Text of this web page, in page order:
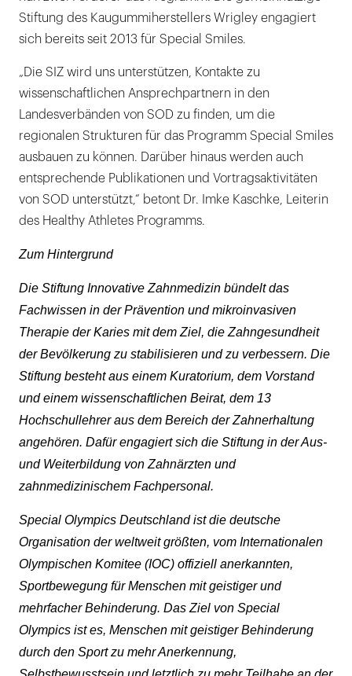
Stiftung des Kaugummiherstellers Wrigley engagiert
sich bereits seit 2013 für Special Smiles.
„Die SIZ wird uns unterstützen, Kontakte zu
wissenschaftlichen Ansprechpartnern in den
Landesverbänden von SOD zu finden, um die
regionalen Strukturen für das Programm Special Smiles
ausbauen zu können. Darüber hinaus werden auch
entsprechende Publikationen und Vortragsaktivitäten
von SOD unterstützt,“ betont Dr. Imke Kaschke, Leiterin
des Healthy Athletes Programms.
Zum Hintergrund
Die Stiftung Innovative Zahnmedizin bündelt das
Fachwissen in der Prävention und mikroinvasiven
Therapie der Karies mit dem Ziel, die Zahngesundheit
der Bevölkerung zu stabilisieren und zu verbessern. Die
Stiftung besteht aus einem Kuratorium, dem Vorstand
und einem wissenschaftlichen Beirat, dem 13
Hochschullehrer aus dem Bereich der Zahnerhaltung
angehören. Dafür engagiert sich die Stiftung in der Aus-
und Weiterbildung von Zahnärzten und
zahnmedizinischem Fachpersonal.
Special Olympics Deutschland ist die deutsche
Organisation der weltweit größten, vom Internationalen
Olympischen Komitee (IOC) offiziell anerkannten,
Sportbewegung für Menschen mit geistiger und
mehrfacher Behinderung. Das Ziel von Special
Olympics ist es, Menschen mit geistiger Behinderung
durch den Sport zu mehr Anerkennung,